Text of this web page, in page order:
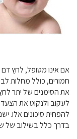
אם אינו מטופל, לחץ דם
חמורים, כולל מחלות
את הסימנים של יתר
לעקוב ולנקוט את
להפחית סיכונים אלו.
בדרך כלל בשילוב של